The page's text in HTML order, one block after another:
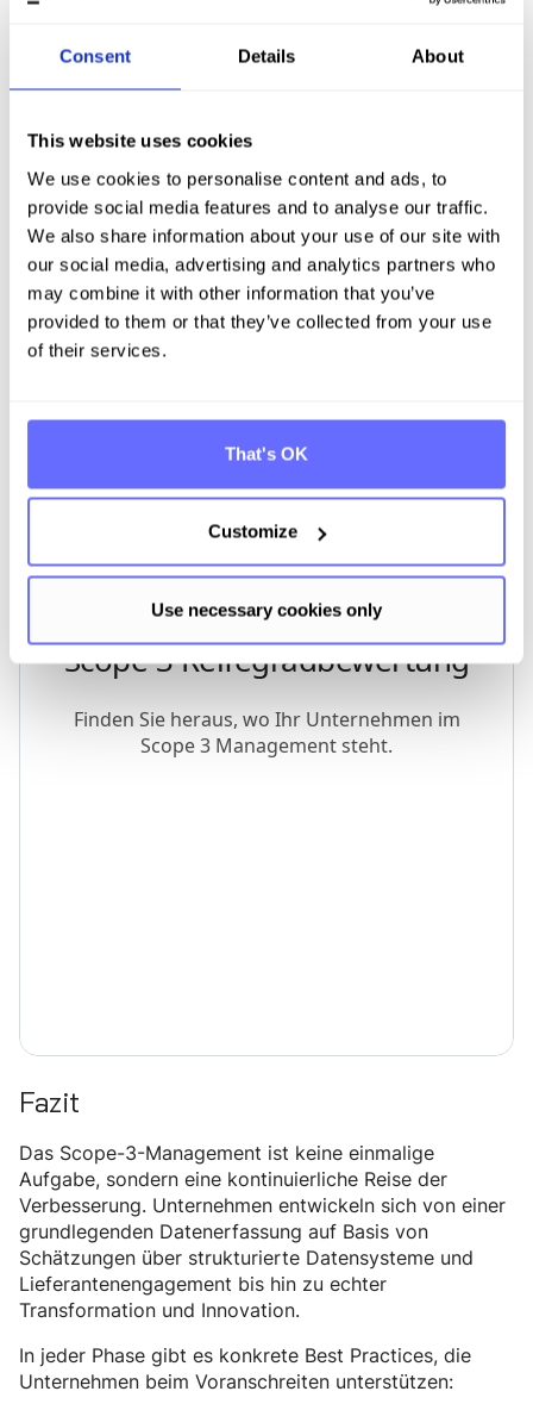
Consent Details About
This website uses cookies
We use cookies to personalise content and ads, to
provide social media features and to analyse our traffic.
We also share information about your use of our site with
our social media, advertising and analytics partners who
may combine it with other information that you’ve
provided to them or that they’ve collected from your use
of their services.
That's OK
Customize
Use necessary cookies only
– ob privat oder geschäftlich – bevorzugen
Unternehmen mit geringem CO₂-Fußabdruck. Ein
ausgereiftes Scope-3-System mit verlässlichen und
glaubwürdig zu berichten,
ISSB- oder CSRD-Anforderungen einzuhalten. Das
stärkt das Markenvertrauen, senkt die Kapitalkosten
und eröffnet den Zugang zu grünen
Finanzierungsinstrumenten.
Scope 3 Maturity Test durchführen
Fazit
Das Scope-3-Management ist keine einmalige
Aufgabe, sondern eine kontinuierliche Reise der
Verbesserung. Unternehmen entwickeln sich von einer
grundlegenden Datenerfassung auf Basis von
Schätzungen über strukturierte Datensysteme und
Lieferantenengagement bis hin zu echter
Transformation und Innovation.
In jeder Phase gibt es konkrete Best Practices, die
Unternehmen beim Voranschreiten unterstützen: